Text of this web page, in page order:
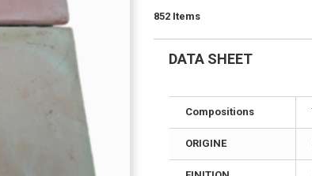
852 Items
DATA SHEET
Compositions
ORIGINE